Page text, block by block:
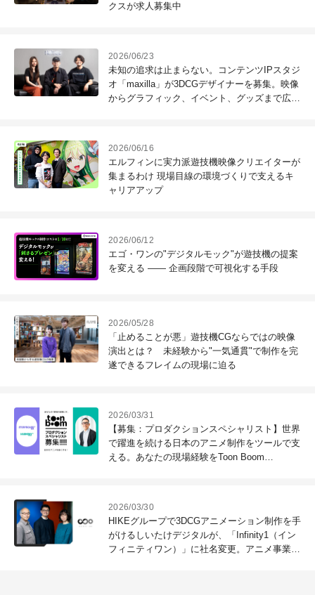
クスが求人募集中
2026/06/23
未知の追求は止まらない。コンテンツIPスタジ
オ「maxilla」が3DCGデザイナーを募集。映像
からグラフィック、イベント、グッズまで広が
2026/06/16
エルフィンに実力派遊技機映像クリエイターが
集まるわけ 現場目線の環境づくりで支えるキ
ャリアアップ
2026/06/12
エゴ・ワンの"デジタルモック"が遊技機の提案
を変える ―― 企画段階で可視化する手段
2026/05/28
「止めることが悪」遊技機CGならではの映像
演出とは？ 未経験から"一気通貫"で制作を完
遂できるフレイムの現場に迫る
2026/03/31
【募集：プロダクションスペシャリスト】世界
で躍進を続ける日本のアニメ制作をツールで支
える。あなたの現場経験をToon Boom
2026/03/30
HIKEグループで3DCGアニメーション制作を手
がけるしいたけデジタルが、「Infinity1（イン
フィニティワン）」に社名変更。アニメ事業拡